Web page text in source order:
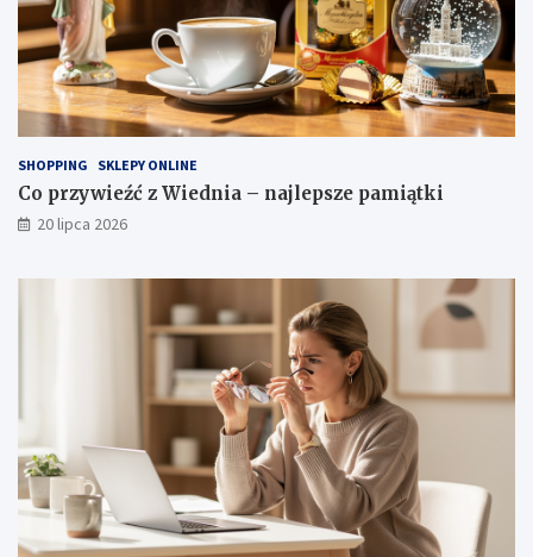
SHOPPING SKLEPY ONLINE
Co przywieźć z Wiednia – najlepsze pamiątki
20 lipca 2026